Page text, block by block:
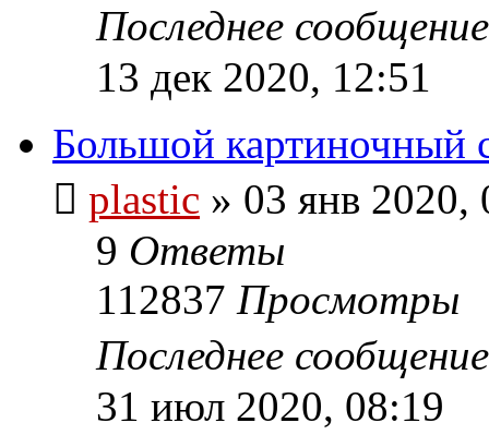
Последнее
13 дек 2020, 12:51
Большой картиночный
plastic » 03 янв 2020,
9 Ответы
112837 Просмотры
Последнее
31 июл 2020, 08:19